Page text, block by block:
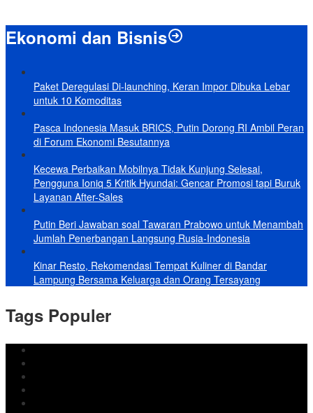
Ekonomi dan Bisnis
Paket Deregulasi Di-launching, Keran Impor Dibuka Lebar
untuk 10 Komoditas
Pasca Indonesia Masuk BRICS, Putin Dorong RI Ambil Peran
di Forum Ekonomi Besutannya
Kecewa Perbaikan Mobilnya Tidak Kunjung Selesai,
Pengguna Ioniq 5 Kritik Hyundai: Gencar Promosi tapi Buruk
Layanan After-Sales
Putin Beri Jawaban soal Tawaran Prabowo untuk Menambah
Jumlah Penerbangan Langsung Rusia-Indonesia
Kinar Resto, Rekomendasi Tempat Kuliner di Bandar
Lampung Bersama Keluarga dan Orang Tersayang
Tags Populer